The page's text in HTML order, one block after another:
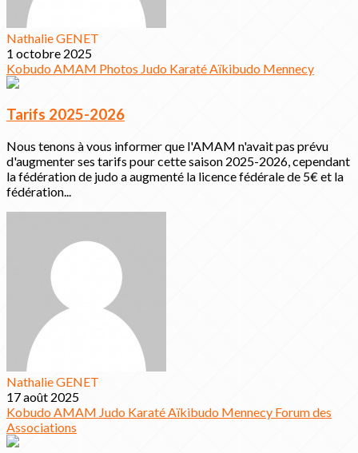
Nathalie GENET
1 octobre 2025
Kobudo AMAM Photos Judo Karaté Aïkibudo Mennecy
Tarifs 2025-2026
Nous tenons à vous informer que l'AMAM n'avait pas prévu
d'augmenter ses tarifs pour cette saison 2025-2026, cependant
la fédération de judo a augmenté la licence fédérale de 5€ et la
fédération...
Nathalie GENET
17 août 2025
KobudoAMAM Judo KaratéAïkibudo Mennecy Forum des
Associations